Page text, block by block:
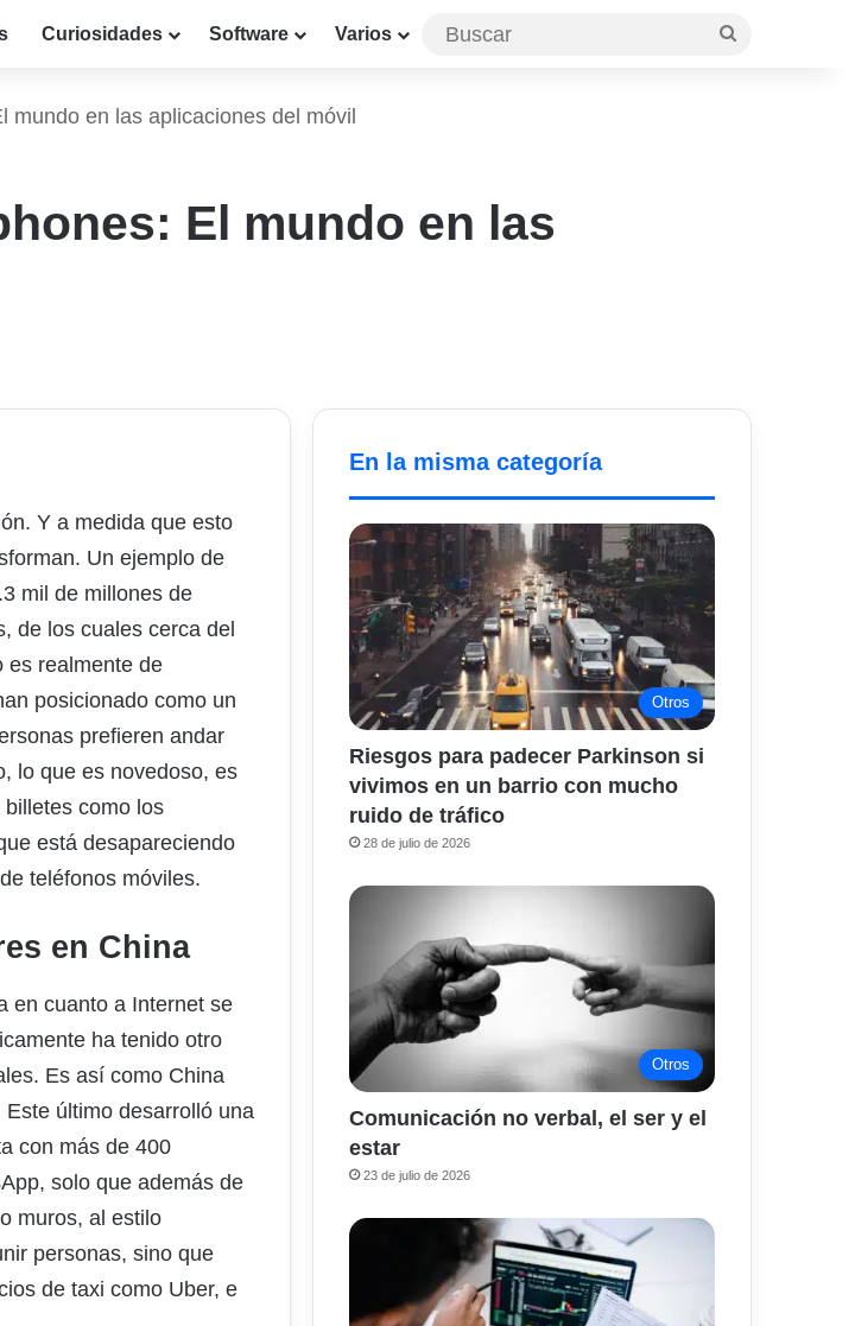
Curiosidades Software Varios
en las aplicaciones del móvil
El mundo en las
Y a medida que esto
Un ejemplo de
mil de millones de
de los cuales cerca del
es realmente de
posicionado como un
prefieren andar
lo que es novedoso, es
como los
está desapareciendo
teléfonos móviles.
en China
en cuanto a Internet se
ha tenido otro
Es así como China
último desarrolló una
con más de 400
solo que además de
muros, al estilo
personas, sino que
de taxi como Uber, e
En la misma categoría
Otros
Riesgos para padecer Parkinson si
vivimos en un barrio con mucho
ruido de tráfico
28 de julio de 2026
Otros
Comunicación no verbal, el ser y el
estar
23 de julio de 2026